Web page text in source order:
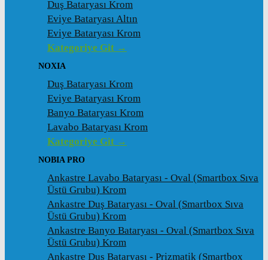
Duş Bataryası Krom
Eviye Bataryası Altın
Eviye Bataryası Krom
Kategoriye Git →
NOXIA
Duş Bataryası Krom
Eviye Bataryası Krom
Banyo Bataryası Krom
Lavabo Bataryası Krom
Kategoriye Git →
NOBIA PRO
Ankastre Lavabo Bataryası - Oval (Smartbox Sıva
Üstü Grubu) Krom
Ankastre Duş Bataryası - Oval (Smartbox Sıva
Üstü Grubu) Krom
Ankastre Banyo Bataryası - Oval (Smartbox Sıva
Üstü Grubu) Krom
Ankastre Duş Bataryası - Prizmatik (Smartbox